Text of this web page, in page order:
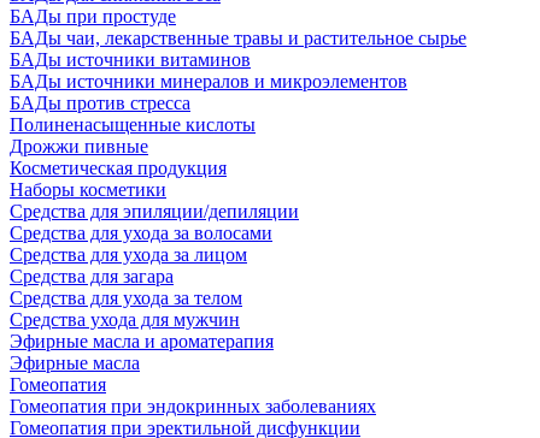
БАДы при простуде
БАДы чаи, лекарственные травы и растительное сырье
БАДы источники витаминов
БАДы источники минералов и микроэлементов
БАДы против стресса
Полиненасыщенные кислоты
Дрожжи пивные
Косметическая продукция
Наборы косметики
Средства для эпиляции/депиляции
Средства для ухода за волосами
Средства для ухода за лицом
Средства для загара
Средства для ухода за телом
Средства ухода для мужчин
Эфирные масла и ароматерапия
Эфирные масла
Гомеопатия
Гомеопатия при эндокринных заболеваниях
Гомеопатия при эректильной дисфункции